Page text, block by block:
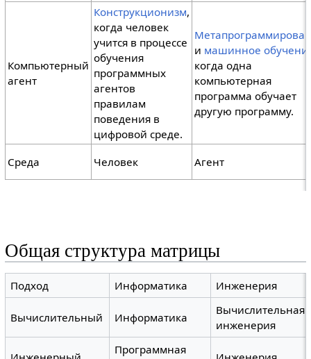
Компьютерный
агент
Конструкционизм,
когда человек
учится в процессе
обучения
программных
агентов
правилам
поведения в
цифровой среде.
и машинное
когда одна
компьютерная
программа обучает
другую программу.
Среда Человек Агент
Общая структура матрицы
Подход Информатика Инженерия
Вычислительный Информатика
Вычислительная
инженерия
Программная